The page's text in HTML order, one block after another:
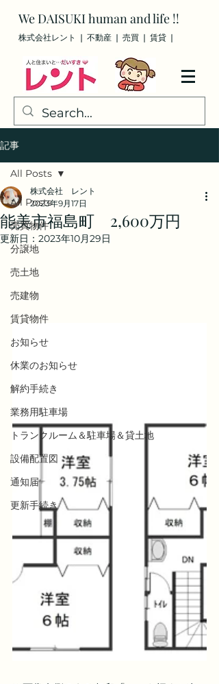
We DAISUKIhuman and life !!
株式会社レント ❘ 不動産 ❘ 売買 ❘ 賃貸 ❘
記事
All Posts
売買物件
分譲地
売土地
売建物
賃貸物件
お知らせ
休業のお知らせ
解約手続き
業務用駐車場
トランクルーム＆駐車場＆貸土地
設備配置図
通知届
更新手続き
All Posts
能美市福島町 2,600万円
株式会社 レント
2023年9月17日
更新日： 2023年10月29日